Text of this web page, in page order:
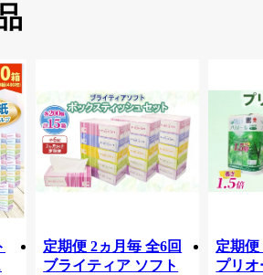
定期便 2ヵ月毎 全6回
ブライティア ソフト
定期便
プリ